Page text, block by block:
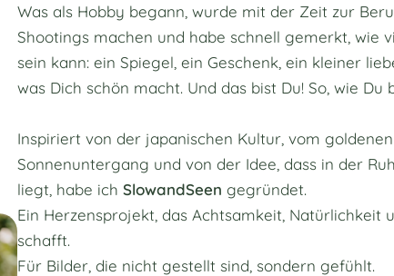
Was als Hobby begann, wurde mit der Zeit zur
Shootings machen und habe schnell gemerkt, wie
sein kann: ein Spiegel, ein Geschenk, ein kleiner
was Dich schön macht. Und das bist Du! So, wie Du
Inspiriert von der japanischen Kultur, vom
Sonnenuntergang und von der Idee, dass in der
liegt, habe ich SlowandSeen gegründet.
Ein Herzensprojekt, das Achtsamkeit, Natürlichkeit
schafft.
Für Bilder, die nicht gestellt sind, sondern gefühlt.